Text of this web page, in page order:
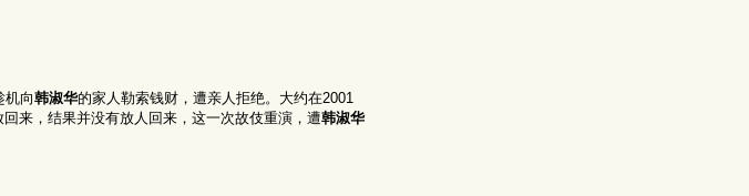
机向韩淑华的家人勒索钱财，遭亲人拒绝。大约在2001
来，结果并没有放人回来，这一次故伎重演，遭韩淑华